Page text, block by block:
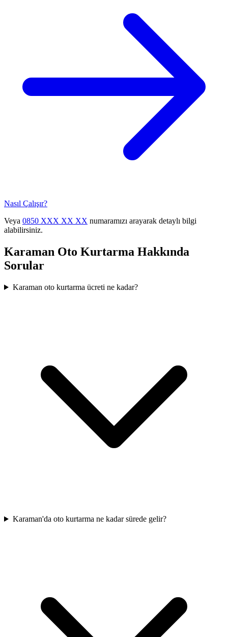
Nasıl Çalışır?
Veya 0850 XXX XX XX numaramızı arayarak detaylı bilgi
alabilirsiniz.
Karaman Oto Kurtarma Hakkında
Sorular
Karaman oto kurtarma ücreti ne kadar?
Karaman'da oto kurtarma ne kadar sürede gelir?